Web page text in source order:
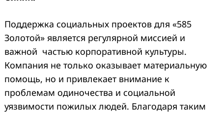
Поддержка социальных проектов для «585
Золотой» является регулярной миссией и
важной частью корпоративной культуры.
Компания не только оказывает материальную
помощь, но и привлекает внимание к
проблемам одиночества и социальной
уязвимости пожилых людей. Благодаря таким